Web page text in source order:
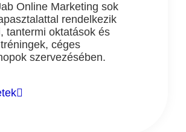
Online Marketing sok
rendelkezik
tantermi oktatások és
céges
szervezésében.